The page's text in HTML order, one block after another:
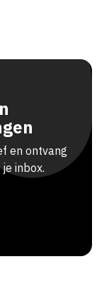
en ontvang
inbox.